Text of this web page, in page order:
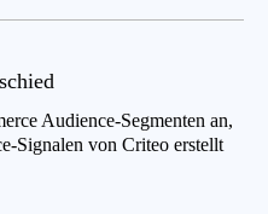
Audience-Segmenten an,
Signalen von Criteo erstellt